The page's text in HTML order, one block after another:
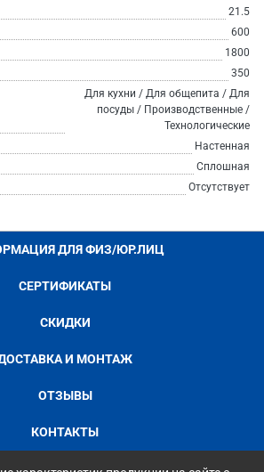
21.5
600
1800
350
Для кухни / Для общепита / Для
посуды / Производственные /
Технологические
Настенная
Сплошная
Отсутствует
ДЛЯ ФИЗ/ЮР.ЛИЦ
СЕРТИФИКАТЫ
СКИДКИ
И МОНТАЖ
ОТЗЫВЫ
КОНТАКТЫ